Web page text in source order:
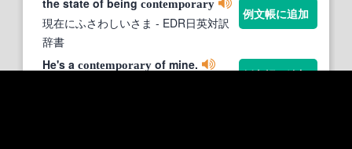
the state of being contemporary
現在にふさわしいさま - EDR日英対訳
辞書
例文帳に追加
He's a contemporary of mine.
例文帳に追加